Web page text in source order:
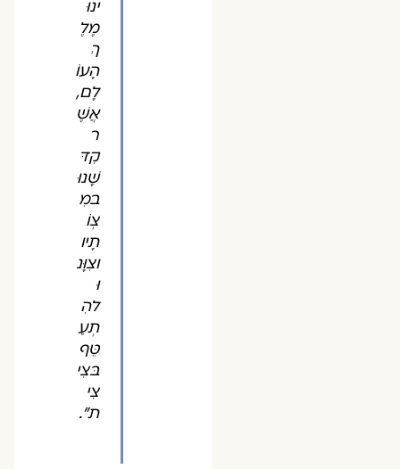
ינוּ
מֶלֶ
ךְ
הָעוֹ
לָם,
אֲשֶׁ
ר
קִדּ
שָׁנוּ
במִ
צְוֹ
תָיו
וצִוָּנ
להִ
תְעַ
טֵּף
בּצִי
צִי
ת".